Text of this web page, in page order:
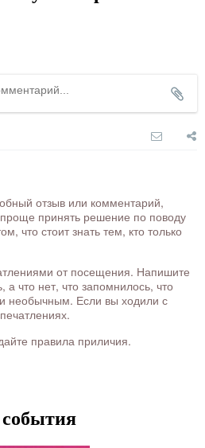
отзыв или комментарий,
принять решение по поводу
что стоит знать тем, кто только
от посещения. Напишите
что нет, что запомнилось, что
необычным. Если вы ходили с
правила приличия.